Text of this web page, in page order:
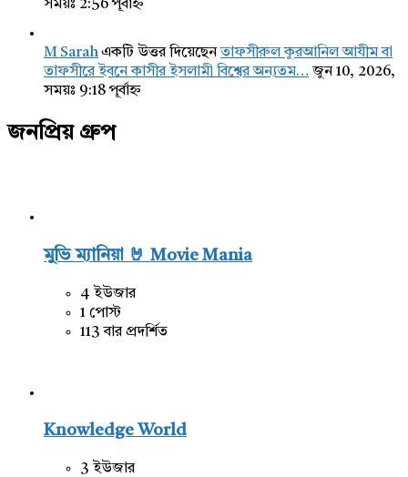
সময়ঃ 2:56 পূর্বাহ্ন
M Sarahএকটি উত্তর দিয়েছেনতাফসীরুল কুরআনিল আযীম বা
তাফসীরে ইবনে কাসীর ইসলামী বিশ্বের অন্যতম… জুন 10, 2026,
সময়ঃ 9:18 পূর্বাহ্ন
জনপ্রিয় গ্রুপ
মুভি ম্যানিয়া 🤘 Movie Mania
4 ইউজার
1 পোস্ট
113 বার প্রদর্শিত
Knowledge World
3 ইউজার